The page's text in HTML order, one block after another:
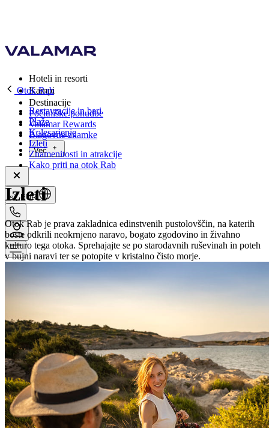
Hoteli in resorti
Kampi
Destinacije
Počitniške ponudbe
Valamar Rewards
Blagovne znamke
Več
si, EUR
Otok Rab
Restavracije in bari
Plaže
Kolesarjenje
Izleti
Znamenitosti in atrakcije
Kako priti na otok Rab
Izleti
Otok Rab je prava zakladnica edinstvenih pustolovščin, na katerih
boste odkrili neokrnjeno naravo, bogato zgodovino in živahno
kulturo tega otoka. Sprehajajte se po starodavnih ruševinah in poteh
v bujni naravi ter se potopite v kristalno čisto morje.